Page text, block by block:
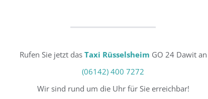
Rufen Sie jetzt das Taxi Rüsselsheim GO 24 Dawit an
(06142) 400 7272
Wir sind rund um die Uhr für Sie erreichbar!